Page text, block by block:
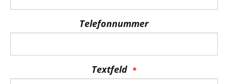
Telefonnummer
Textfeld